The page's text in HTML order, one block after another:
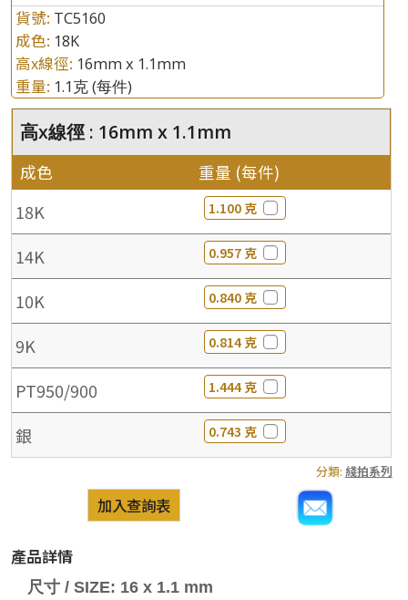
貨號: TC5160
成色: 18K
高x線徑: 16mm x 1.1mm
重量: 1.1克(每件)
高x線徑 : 16mm x 1.1mm
成色 重量 (每件)
18K 1.100 克
14K 0.957 克
10K 0.840 克
9K 0.814 克
PT950/900 1.444 克
銀 0.743 克
分類: 綫拍系列
加入查詢表
產品詳情
尺寸 / SIZE: 16 x 1.1 mm